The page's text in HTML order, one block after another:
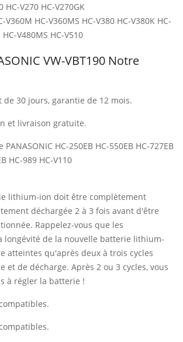
HC-V270 HC-V270GK
V360M HC-V360MS HC-V380 HC-V380K HC-
V480MS HC-V510
VW-VBT190 Notre
de 30 jours, garantie de 12 mois.
et livraison gratuite.
HC-250EB HC-550EB HC-727EB
HC-989 HC-V110
lithium-ion doit être complètement
déchargée 2 à 3 fois avant d'être
Rappelez-vous que les
longévité de la nouvelle batterie lithium-
atteintes qu'après deux à trois cycles
et de décharge. Après 2 ou 3 cycles, vous
à régler la batterie !